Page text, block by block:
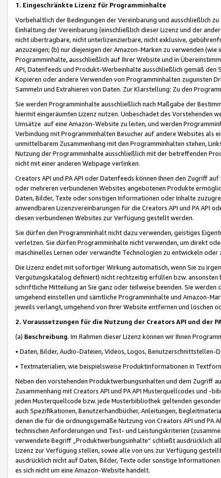
1. Eingeschränkte Lizenz für Programminhalte
Vorbehaltlich der Bedingungen der Vereinbarung und ausschließlich
Einhaltung der Vereinbarung (einschließlich dieser Lizenz und der
nicht übertragbare, nicht unterlizenzierbare, nicht exklusive,
anzuzeigen; (b) nur diejenigen der Amazon-Marken zu verwenden
Programminhalte, ausschließlich auf Ihrer Website und in
API, Datenfeeds und Produkt-Werbeinhalte ausschließlich gemäß
Kopieren oder andere Verwenden von Programminhalten zugunsten
Sammeln und Extrahieren von Daten. Zur Klarstellung: Zu den
Sie werden Programminhalte ausschließlich nach Maßgabe der
hiermit eingeräumten Lizenz nutzen. Unbeschadet des Vorstehenden
Umsätze auf eine Amazon-Website zu leiten, und werden
Verbindung mit Programminhalten Besucher auf andere Websites als
unmittelbarem Zusammenhang mit den Programminhalten stehen,
Nutzung der Programminhalte ausschließlich mit der betreffenden
nicht mit einer anderen Webpage verlinken.
Creators API und PA API oder Datenfeeds können Ihnen den Zugriff
oder mehreren verbundenen Websites angebotenen Produkte
Daten, Bilder, Texte oder sonstigen Informationen oder Inhalte
anwendbaren Lizenzvereinbarungen für die Creators API und PA API
diesen verbundenen Websites zur Verfügung gestellt werden.
Sie dürfen den Programminhalt nicht dazu verwenden, geistiges
verletzen. Sie dürfen Programminhalte nicht verwenden, um direkt
maschinelles Lernen oder verwandte Technologien zu entwickeln
Die Lizenz endet mit sofortiger Wirkung automatisch, wenn Sie zu
Vergütungskatalog definiert) nicht rechtzeitig erfüllen bzw. ansonsten
schriftliche Mitteilung an Sie ganz oder teilweise beenden. Sie werden
umgehend einstellen und sämtliche Programminhalte und Amazon-
jeweils verlangt, umgehend von Ihrer Website entfernen und löschen
2. Voraussetzungen für die Nutzung der Creators API und der
(a) Beschreibung. Im Rahmen dieser Lizenz können wir Ihnen
• Daten, Bilder, Audio-Dateien, Videos, Logos, Benutzerschnittstellen-
• Textmaterialien, wie beispielsweise Produktinformationen in
Neben den vorstehenden Produktwerbungsinhalten und dem Zugriff
Zusammenhang mit Creators API und PA API Musterquellcodes und
jeden Musterquellcode bzw. jede Musterbibliothek geltenden
auch Spezifikationen, Benutzerhandbücher, Anleitungen,
denen die für die ordnungsgemäße Nutzung von Creators API und PA
technischen Anforderungen und Test- und Leistungskriterien
verwendete Begriff „Produktwerbungsinhalte“ schließt ausdrücklich
Lizenz zur Verfügung stellen, sowie alle von uns zur Verfügung
ausdrücklich nicht auf Daten, Bilder, Texte oder sonstige
es sich nicht um eine Amazon-Website handelt.